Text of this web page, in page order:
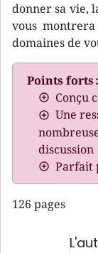
donner sa vie,
vous
domaines de
Points forts :
Conçu
Une
discussion
Parfait
126 pages